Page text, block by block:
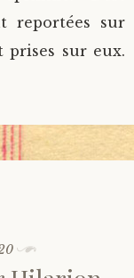
reportées sur
prises sur eux.